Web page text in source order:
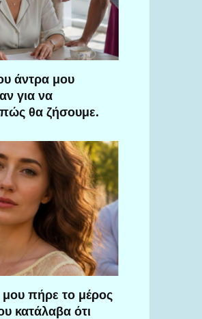
άντρα μου
για να
θα ζήσουμε.
πήρε το μέρος
κατάλαβα ότι